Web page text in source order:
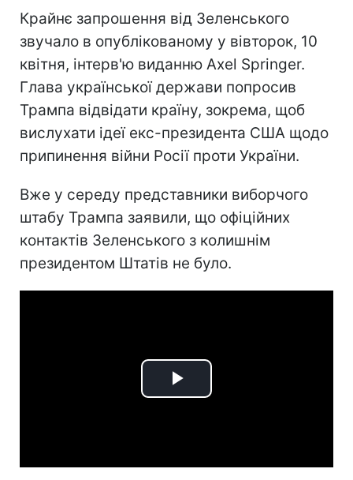
Крайнє запрошення від Зеленського
звучало в опублікованому у вівторок, 10
квітня, інтерв'ю виданню Axel Springer.
Глава української держави попросив
Трампа відвідати країну, зокрема, щоб
вислухати ідеї екс-президента США щодо
припинення війни Росії проти України.
Вже у середу представники виборчого
штабу Трампа заявили, що офіційних
контактів Зеленського з колишнім
президентом Штатів не було.
Play